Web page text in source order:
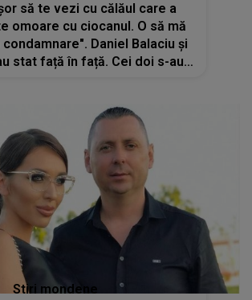
să te vezi cu călăul care a
omoare cu ciocanul. O să mă
Daniel Balaciu și
stat față în față. Cei doi s-au
Stiri mondene